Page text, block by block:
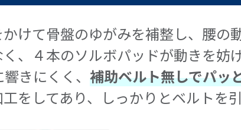
けて骨盤のゆがみを補整し、腰の
、４本のソルボパッドが動きを妨
きにくく、 補助ベルト無しでパッ
をしてあり、しっかりとベルトを